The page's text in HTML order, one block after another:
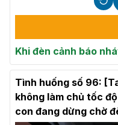
Khi đèn cảnh báo
Tình huống số 96:
không làm chủ tốc
con đang dừng chờ